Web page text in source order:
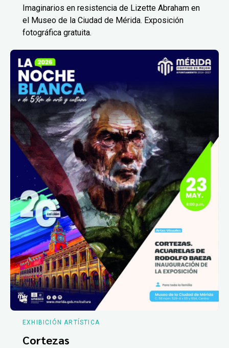
Imaginarios en resistencia de Lizette Abraham en
el Museo de la Ciudad de Mérida. Exposición
fotográfica gratuita.
EXHIBICIÓN ARTÍSTICA
Cortezas